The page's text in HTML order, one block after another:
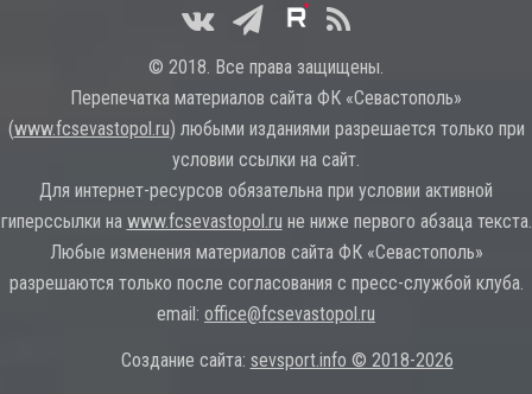
© 2018. Все права защищены.
Перепечатка материалов сайта ФК «Севастополь»
(www.fcsevastopol.ru) любыми изданиями разрешается только при
условии ссылки на сайт.
Для интернет-ресурсов обязательна при условии активной
гиперссылки на www.fcsevastopol.ru не ниже первого абзаца текста.
Любые изменения материалов сайта ФК «Севастополь»
разрешаются только после согласования с пресс-службой клуба.
email: office@fcsevastopol.ru
Создание сайта: sevsport.info © 2018-2026